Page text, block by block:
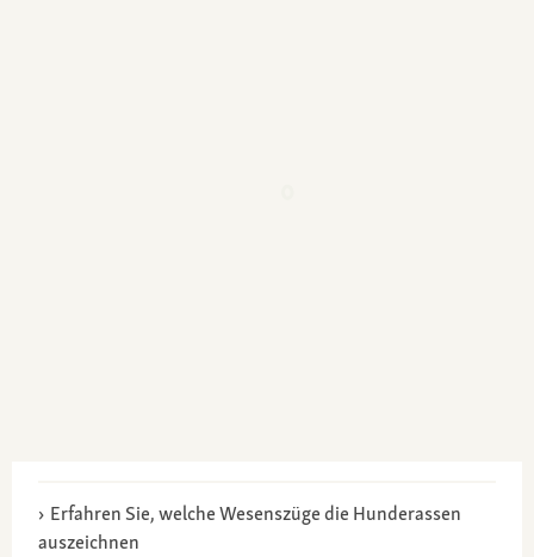
Erfahren Sie, welche Wesenszüge die Hunderassen
auszeichnen